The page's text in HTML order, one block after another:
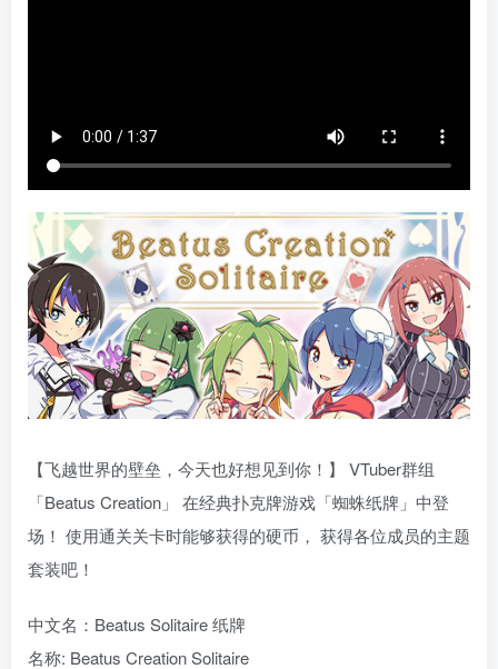
【飞越世界的壁垒，今天也好想见到你！】 VTuber群组
「Beatus Creation」 在经典扑克牌游戏「蜘蛛纸牌」中登
场！ 使用通关关卡时能够获得的硬币， 获得各位成员的主题
套装吧！
中文名：Beatus Solitaire 纸牌
名称: Beatus Creation Solitaire